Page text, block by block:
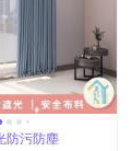
防污防塵